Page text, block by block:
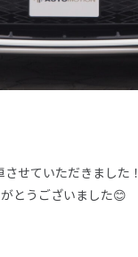
せていただきました！
とうございました😊